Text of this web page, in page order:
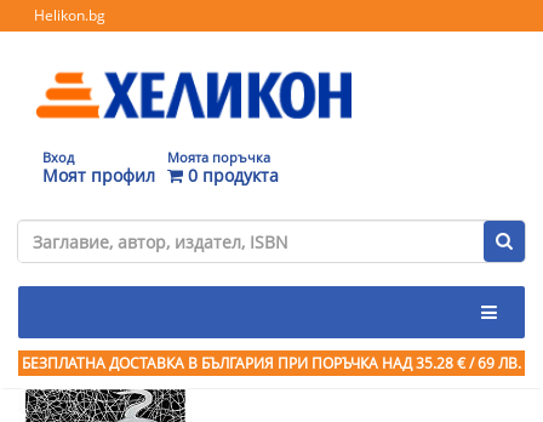
Helikon.bg
Вход
Моят профил
Моята поръчка
0 продукта
БЕЗПЛАТНА ДОСТАВКА В БЪЛГАРИЯ ПРИ ПОРЪЧКА НАД 35.28 € / 69 ЛВ.